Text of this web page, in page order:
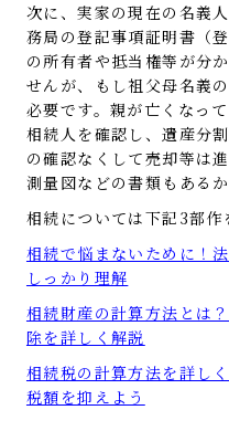
次に、実家の現在の名義
務局の登記事項証明書（
の所有者や抵当権等が分
せんが、もし祖父母名義
必要です。親が亡くなっ
相続人を確認し、遺産分
の確認なくして売却等は
測量図などの書類もある
相続については下記3部作
相続で悩まないために！
しっかり理解
相続財産の計算方法とは
除を詳しく解説
相続税の計算方法を詳し
税額を抑えよう